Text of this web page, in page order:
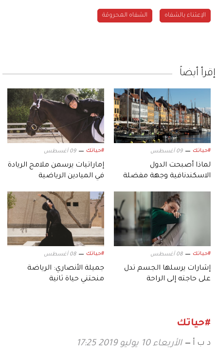
الإعتناء بالشفاه الشفاه المحروقة
إقرأ أيضاً
#حياتك 09 أغسطس
لماذا أصبحت الدول
الاسكندنافية وجهة مفضلة
#حياتك 09 أغسطس
إماراتيات يرسمن ملامح الريادة
في الميادين الرياضية
#حياتك 08 أغسطس
إشارات يرسلها الجسم تدل
على حاجته إلى الراحة
#حياتك 08 أغسطس
جميلة الأنصاري: الرياضة
منحتني حياة ثانية
#حياتك
د ب أ الأربعاء 10 يوليو 2019 17:25